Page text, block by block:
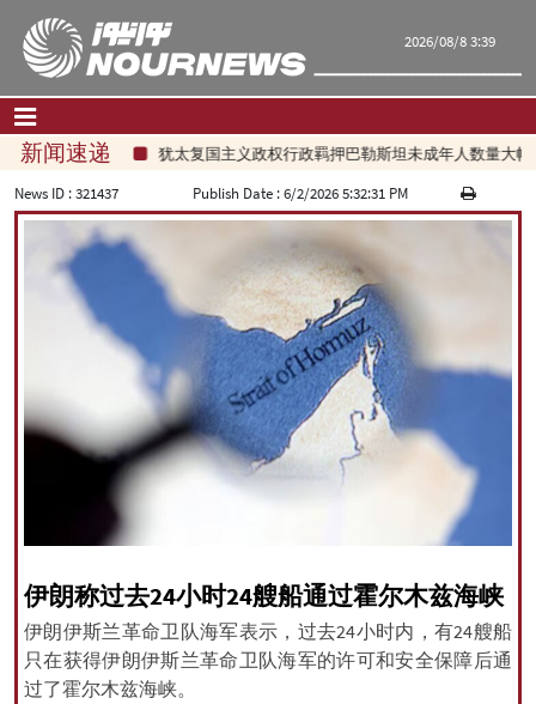
2026/08/8 3:39
首页 联系我们|关于我们
要闻
评论频道
政治
旅游
فارسی|English|العربیه
עברית
All rights reserved for NourNews
Copyright © 2021 www.nournews.ir
新闻速递
犹太复国主义政权行政羁押巴勒斯坦未成年人数量大幅
News ID :321437 Publish Date :6/2/2026 5:32:31 PM
伊朗称过去24小时24艘船通过霍尔木兹海峡
伊朗伊斯兰革命卫队海军表示，过去24小时内，有24艘船
只在获得伊朗伊斯兰革命卫队海军的许可和安全保障后通
过了霍尔木兹海峡。